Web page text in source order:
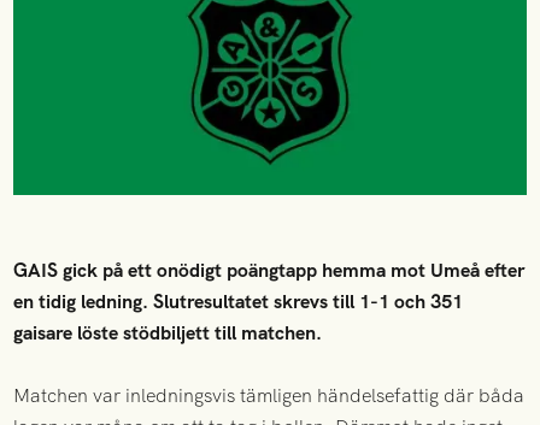
GAIS gick på ett onödigt poängtapp hemma mot Umeå efter
en tidig ledning. Slutresultatet skrevs till 1-1 och 351
gaisare löste stödbiljett till matchen.
Matchen var inledningsvis tämligen händelsefattig där båda